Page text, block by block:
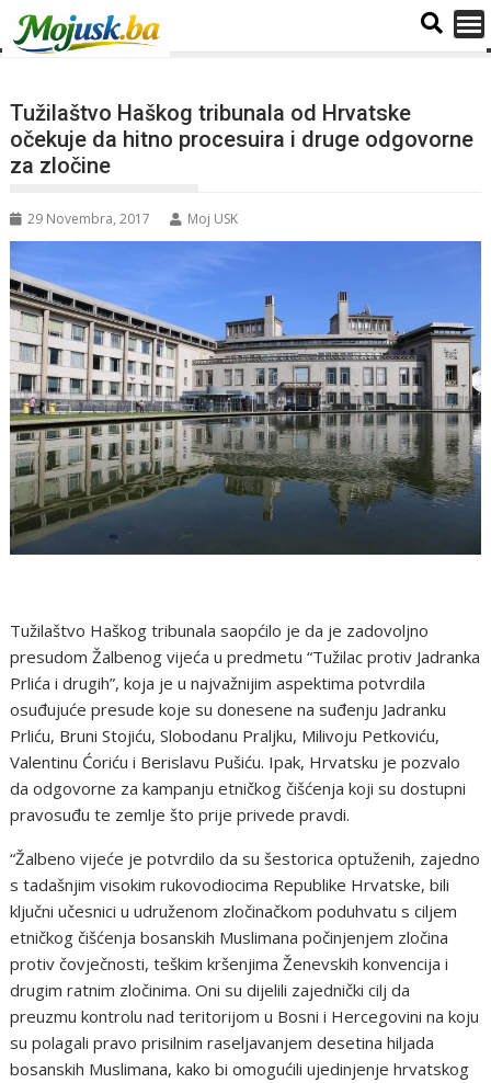
Tužilaštvo Haškog tribunala od Hrvatske
očekuje da hitno procesuira i druge odgovorne
za zločine
29 Novembra, 2017 Moj USK
Tužilaštvo Haškog tribunala saopćilo je da je zadovoljno
presudom Žalbenog vijeća u predmetu “Tužilac protiv Jadranka
Prlića i drugih”, koja je u najvažnijim aspektima potvrdila
osuđujuće presude koje su donesene na suđenju Jadranku
Prliću, Bruni Stojiću, Slobodanu Praljku, Milivoju Petkoviću,
Valentinu Ćoriću i Berislavu Pušiću. Ipak, Hrvatsku je pozvalo
da odgovorne za kampanju etničkog čišćenja koji su dostupni
pravosuđu te zemlje što prije privede pravdi.
“Žalbeno vijeće je potvrdilo da su šestorica optuženih, zajedno
s tadašnjim visokim rukovodiocima Republike Hrvatske, bili
ključni učesnici u udruženom zločinačkom poduhvatu s ciljem
etničkog čišćenja bosanskih Muslimana počinjenjem zločina
protiv čovječnosti, teškim kršenjima Ženevskih konvencija i
drugim ratnim zločinima. Oni su dijelili zajednički cilj da
preuzmu kontrolu nad teritorijom u Bosni i Hercegovini na koju
su polagali pravo prisilnim raseljavanjem desetina hiljada
bosanskih Muslimana, kako bi omogućili ujedinjenje hrvatskog